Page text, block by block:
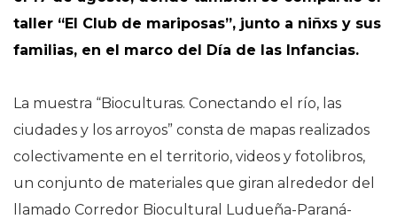
taller “El Club de mariposas”, junto a niñxs y sus
familias, en el marco del Día de las Infancias.
La muestra “Bioculturas. Conectando el río, las
ciudades y los arroyos” consta de mapas realizados
colectivamente en el territorio, videos y fotolibros,
un conjunto de materiales que giran alrededor del
llamado Corredor Biocultural Ludueña-Paraná-